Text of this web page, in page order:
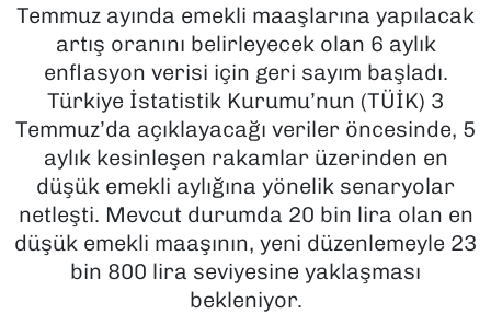
Temmuz ayında emekli maaşlarına yapılacak
artış oranını belirleyecek olan 6 aylık
enflasyon verisi için geri sayım başladı.
Türkiye İstatistik Kurumu’nun (TÜİK) 3
Temmuz’da açıklayacağı veriler öncesinde, 5
aylık kesinleşen rakamlar üzerinden en
düşük emekli aylığına yönelik senaryolar
netleşti. Mevcut durumda 20 bin lira olan en
düşük emekli maaşının, yeni düzenlemeyle 23
bin 800 lira seviyesine yaklaşması
bekleniyor.
POLİTİKA
SAĞLIK
SPOR
TEKNOLOJİ
YAŞAM